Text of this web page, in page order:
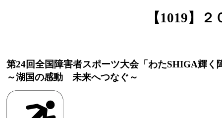
【1019】
第24回全国障害者スポーツ大会「わたSHIGA輝
～湖国の感動 未来へつなぐ～